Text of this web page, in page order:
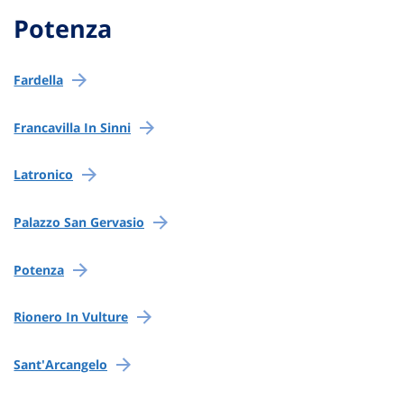
Potenza
Fardella
Francavilla In Sinni
Latronico
Palazzo San Gervasio
Potenza
Rionero In Vulture
Sant'Arcangelo